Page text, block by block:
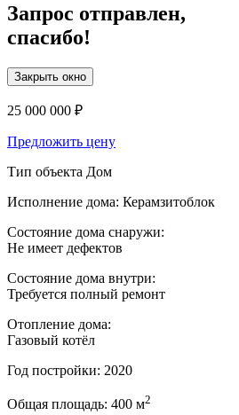
Запрос отправлен,
спасибо!
Закрыть окно
25 000 000 ₽
Предложить цену
Тип объекта Дом
Исполнение дома: Керамзитоблок
Состояние дома снаружи:
Не имеет дефектов
Состояние дома внутри:
Требуется полный ремонт
Отопление дома:
Газовый котёл
Год постройки: 2020
Общая площадь: 400 м2